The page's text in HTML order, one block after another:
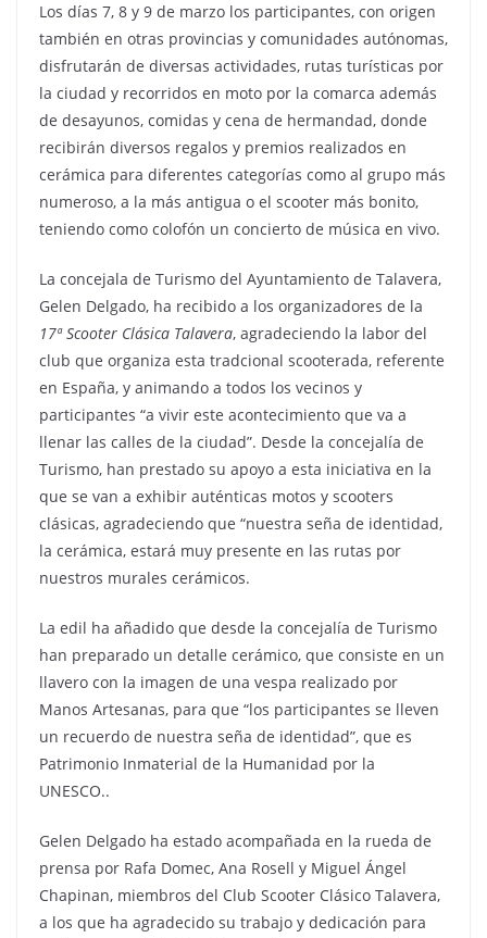
Los días 7, 8 y 9 de marzo los participantes, con origen
también en otras provincias y comunidades autónomas,
disfrutarán de diversas actividades, rutas turísticas por
la ciudad y recorridos en moto por la comarca además
de desayunos, comidas y cena de hermandad, donde
recibirán diversos regalos y premios realizados en
cerámica para diferentes categorías como al grupo más
numeroso, a la más antigua o el scooter más bonito,
teniendo como colofón un concierto de música en vivo.
La concejala de Turismo del Ayuntamiento de Talavera,
Gelen Delgado, ha recibido a los organizadores de la
17ª Scooter Clásica Talavera, agradeciendo la labor del
club que organiza esta tradcional scooterada, referente
en España, y animando a todos los vecinos y
participantes “a vivir este acontecimiento que va a
llenar las calles de la ciudad”. Desde la concejalía de
Turismo, han prestado su apoyo a esta iniciativa en la
que se van a exhibir auténticas motos y scooters
clásicas, agradeciendo que “nuestra seña de identidad,
la cerámica, estará muy presente en las rutas por
nuestros murales cerámicos.
La edil ha añadido que desde la concejalía de Turismo
han preparado un detalle cerámico, que consiste en un
llavero con la imagen de una vespa realizado por
Manos Artesanas, para que “los participantes se lleven
un recuerdo de nuestra seña de identidad”, que es
Patrimonio Inmaterial de la Humanidad por la
UNESCO..
Gelen Delgado ha estado acompañada en la rueda de
prensa por Rafa Domec, Ana Rosell y Miguel Ángel
Chapinan, miembros del Club Scooter Clásico Talavera,
a los que ha agradecido su trabajo y dedicación para